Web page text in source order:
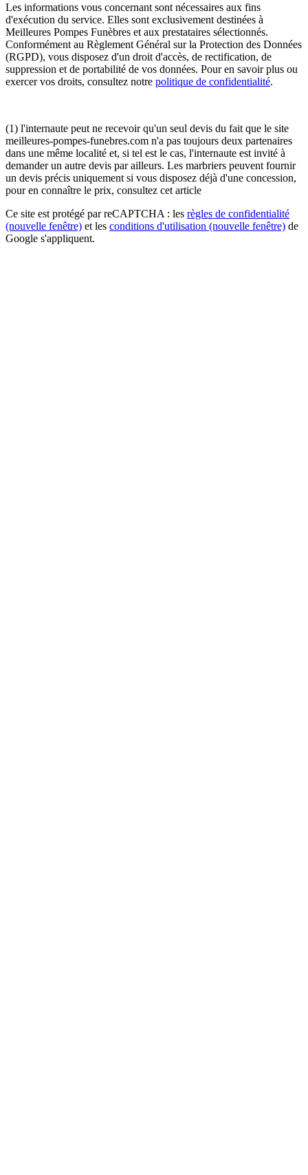
Les informations vous concernant sont nécessaires aux fins
d'exécution du service. Elles sont exclusivement destinées à
Meilleures Pompes Funèbres et aux prestataires sélectionnés.
Conformément au Règlement Général sur la Protection des Données
(RGPD), vous disposez d'un droit d'accès, de rectification, de
suppression et de portabilité de vos données. Pour en savoir plus ou
exercer vos droits, consultez notre politique de confidentialité.
(1) l'internaute peut ne recevoir qu'un seul devis du fait que le site
meilleures-pompes-funebres.com n'a pas toujours deux partenaires
dans une même localité et, si tel est le cas, l'internaute est invité à
demander un autre devis par ailleurs. Les marbriers peuvent fournir
un devis précis uniquement si vous disposez déjà d'une concession,
pour en connaître le prix, consultez cet article
Ce site est protégé par reCAPTCHA : les règles de confidentialité
(nouvelle fenêtre) et les conditions d'utilisation (nouvelle fenêtre) de
Google s'appliquent.